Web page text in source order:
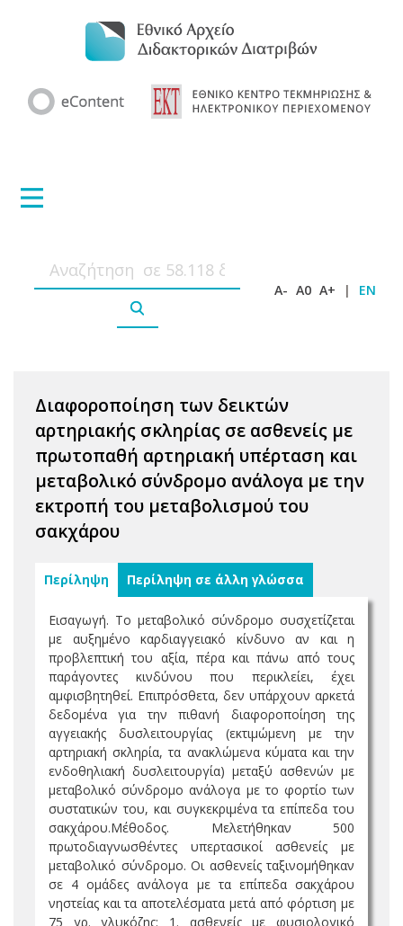
A- A0 A+ | EN
Διαφοροποίηση των δεικτών
αρτηριακής σκληρίας σε ασθενείς με
πρωτοπαθή αρτηριακή υπέρταση και
μεταβολικό σύνδρομο ανάλογα με την
εκτροπή του μεταβολισμού του
σακχάρου
Περίληψη Περίληψη σε άλλη γλώσσα
Εισαγωγή. Το μεταβολικό σύνδρομο συσχετίζεται
με αυξημένο καρδιαγγειακό κίνδυνο αν και η
προβλεπτική του αξία, πέρα και πάνω από τους
παράγοντες κινδύνου που περικλείει, έχει
αμφισβητηθεί. Επιπρόσθετα, δεν υπάρχουν αρκετά
δεδομένα για την πιθανή διαφοροποίηση της
αγγειακής δυσλειτουργίας (εκτιμώμενη με την
αρτηριακή σκληρία, τα ανακλώμενα κύματα και την
ενδοθηλιακή δυσλειτουργία) μεταξύ ασθενών με
μεταβολικό σύνδρομο ανάλογα με το φορτίο των
συστατικών του, και συγκεκριμένα τα επίπεδα του
σακχάρου.Μέθοδος. Μελετήθηκαν 500
πρωτοδιαγνωσθέντες υπερτασικοί ασθενείς με
μεταβολικό σύνδρομο. Οι ασθενείς ταξινομήθηκαν
σε 4 ομάδες ανάλογα με τα επίπεδα σακχάρου
νηστείας και τα αποτελέσματα μετά από φόρτιση με
75 γρ. γλυκόζης: 1. ασθενείς με φυσιολογικό